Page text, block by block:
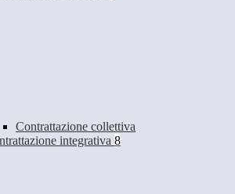
Contrattazione collettiva
integrativa 8